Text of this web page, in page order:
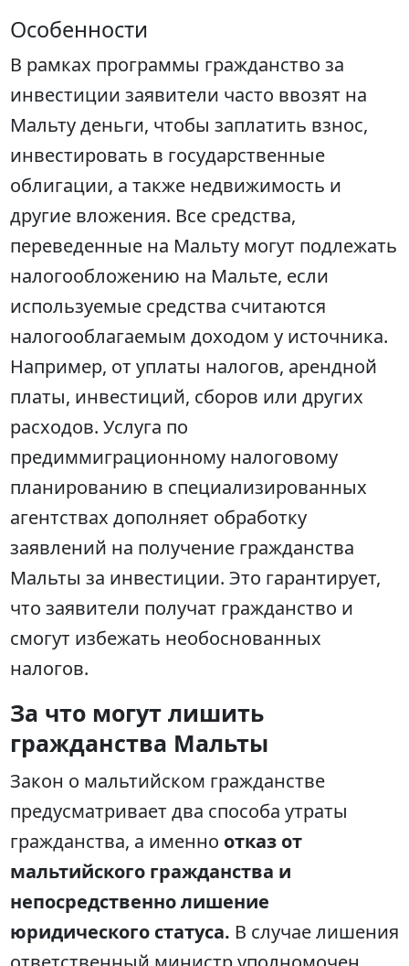
Особенности
В рамках программы гражданство за
инвестиции заявители часто ввозят на
Мальту деньги, чтобы заплатить взнос,
инвестировать в государственные
облигации, а также недвижимость и
другие вложения. Все средства,
переведенные на Мальту могут подлежать
налогообложению на Мальте, если
используемые средства считаются
налогооблагаемым доходом у источника.
Например, от уплаты налогов, арендной
платы, инвестиций, сборов или других
расходов. Услуга по
предиммиграционному налоговому
планированию в специализированных
агентствах дополняет обработку
заявлений на получение гражданства
Мальты за инвестиции. Это гарантирует,
что заявители получат гражданство и
смогут избежать необоснованных
налогов.
За что могут лишить
гражданства Мальты
Закон о мальтийском гражданстве
предусматривает два способа утраты
гражданства, а именно отказ от
мальтийского гражданства и
непосредственно лишение
юридического статуса. В случае лишения